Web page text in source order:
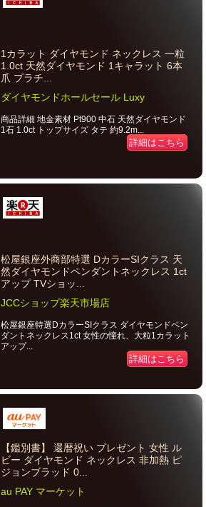
1カラット ダイヤモンド ネックレス 一粒
1.0ct 天然ダイヤモンド 1キャラット 6本
爪 プラチ...
ダイヤモンドホールセール Luxy
商品詳細 地金素材 Pt900 中石 天然ダイヤモンド
1石 1.0ct トップサイズ タテ 約9.2m...
詳細はこちら
松屋銀座外商部特選 DカラーSIクラス 天
然ダイヤモンドペンダントネックレス 1ct
アップ TVショッ...
JCCショップ楽天市場店
松屋銀座特選DカラーSIクラス ダイヤモンドペン
ダントネックレス1ct 女性の憧れ、大粒1カラット
アップ...
詳細はこちら
【鑑別書】 還暦祝い プレゼント 女性 ル
ビー ダイヤモンド ネックレス 非加熱 ピ
ジョンブラッド 0...
au PAY マーケット